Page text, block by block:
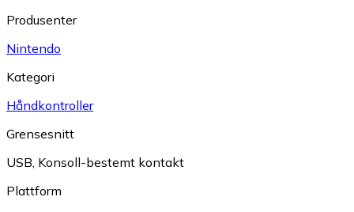
Produsenter
Nintendo
Kategori
Håndkontroller
Grensesnitt
USB Konsoll-bestemt kontakt
Plattform